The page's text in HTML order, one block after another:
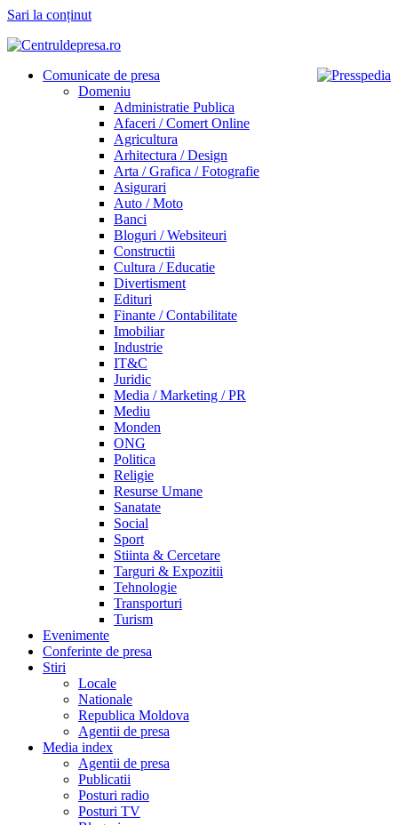
Sari la conținut
Comunicate de presa
Domeniu
Administratie Publica
Afaceri / Comert Online
Agricultura
Arhitectura / Design
Arta / Grafica / Fotografie
Asigurari
Auto / Moto
Banci
Bloguri / Websiteuri
Constructii
Cultura / Educatie
Divertisment
Edituri
Finante / Contabilitate
Imobiliar
Industrie
IT&C
Juridic
Media / Marketing / PR
Mediu
Monden
ONG
Politica
Religie
Resurse Umane
Sanatate
Social
Sport
Stiinta & Cercetare
Targuri & Expozitii
Tehnologie
Transporturi
Turism
Evenimente
Conferinte de presa
Stiri
Locale
Nationale
Republica Moldova
Agentii de presa
Media index
Agentii de presa
Publicatii
Posturi radio
Posturi TV